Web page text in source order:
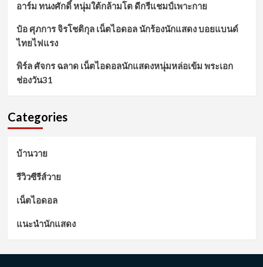
อาร์ม ทนงศักดิ์ หนุ่มใต้กล้ามโต ดีกรีแชมป์เพาะกาย
ป๋อ ศุภการ จิรโชติกุล เน็ตไอดอล นักร้องนักแสดง บอยแบนด์
ไทยไฟแรง
พิร์ล ศัจกร ฉลาด เน็ตไอดอลนักแสดงหนุ่มหล่อเข้ม พระเอก
ช่องวัน31
Categories
บ้านวาย
รีวิวซีรีส์วาย
เน็ตไอดอล
แนะนำนักแสดง